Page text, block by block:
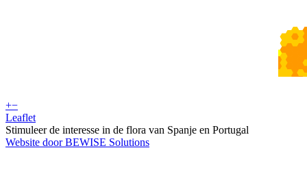
+−
Leaflet
Stimuleer de interesse in de flora van Spanje en Portugal
Website door BEWISE Solutions